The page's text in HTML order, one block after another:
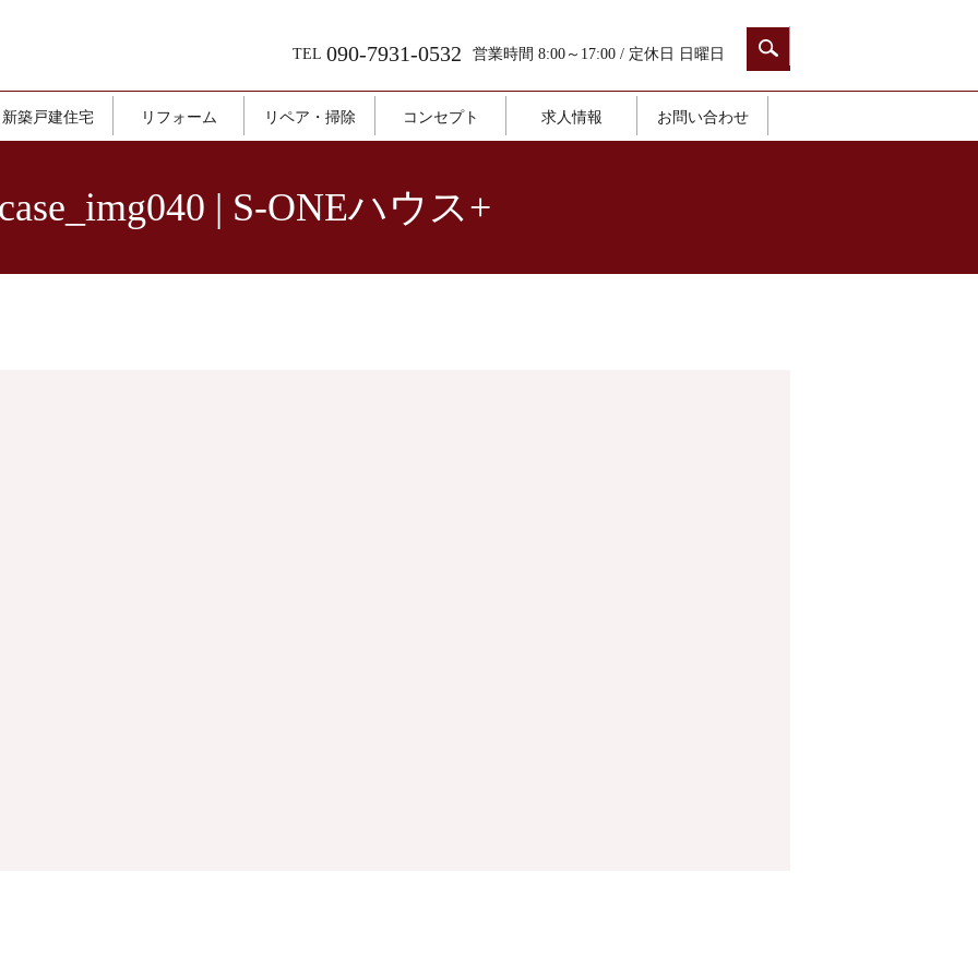
TEL 090-7931-0532 営業時間 8:00～17:00 / 定休日 日曜日
新築戸建住宅 リフォーム リペア・掃除 コンセプト 求人情報 お問い合わせ
| S-ONEハウス+